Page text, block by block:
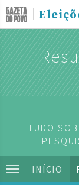
TUDO
INÍCIO